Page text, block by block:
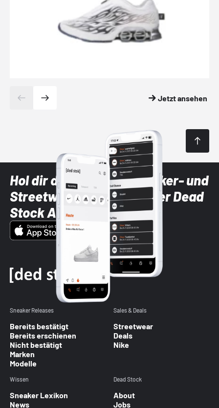
Jetzt ansehen
Hol dir die neuesten Sneaker- und
Streetwear-Brands mit der Dead
Stock App
Sneaker Releases
Bereits bestätigt
Bereits erschienen
Nicht bestätigt
Marken
Modelle
Sales & Deals
Streetwear
Deals
Nike
Wissen
Sneaker Lexikon
News
Dead Stock
About
Jobs